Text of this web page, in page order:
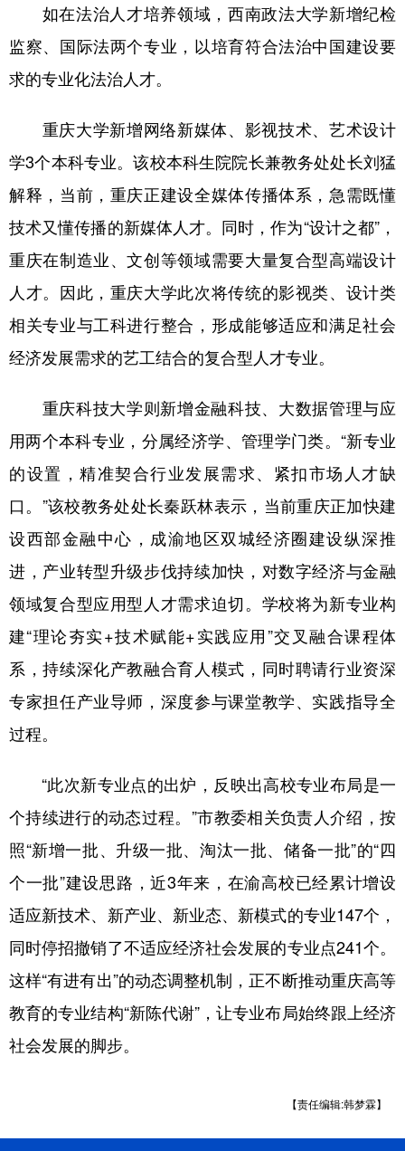
如在法治人才培养领域，西南政法大学新增纪检
监察、国际法两个专业，以培育符合法治中国建设要
求的专业化法治人才。
重庆大学新增网络新媒体、影视技术、艺术设计
学3个本科专业。该校本科生院院长兼教务处处长刘猛
解释，当前，重庆正建设全媒体传播体系，急需既懂
技术又懂传播的新媒体人才。同时，作为“设计之都”，
重庆在制造业、文创等领域需要大量复合型高端设计
人才。因此，重庆大学此次将传统的影视类、设计类
相关专业与工科进行整合，形成能够适应和满足社会
经济发展需求的艺工结合的复合型人才专业。
重庆科技大学则新增金融科技、大数据管理与应
用两个本科专业，分属经济学、管理学门类。“新专业
的设置，精准契合行业发展需求、紧扣市场人才缺
口。”该校教务处处长秦跃林表示，当前重庆正加快建
设西部金融中心，成渝地区双城经济圈建设纵深推
进，产业转型升级步伐持续加快，对数字经济与金融
领域复合型应用型人才需求迫切。学校将为新专业构
建“理论夯实+技术赋能+实践应用”交叉融合课程体
系，持续深化产教融合育人模式，同时聘请行业资深
专家担任产业导师，深度参与课堂教学、实践指导全
过程。
“此次新专业点的出炉，反映出高校专业布局是一
个持续进行的动态过程。”市教委相关负责人介绍，按
照“新增一批、升级一批、淘汰一批、储备一批”的“四
个一批”建设思路，近3年来，在渝高校已经累计增设
适应新技术、新产业、新业态、新模式的专业147个，
同时停招撤销了不适应经济社会发展的专业点241个。
这样“有进有出”的动态调整机制，正不断推动重庆高等
教育的专业结构“新陈代谢”，让专业布局始终跟上经济
社会发展的脚步。
【责任编辑:韩梦霖】